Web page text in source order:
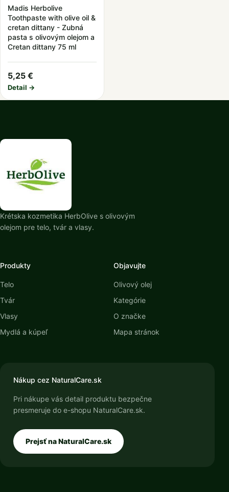
Madis Herbolive
Toothpaste with olive oil &
cretan dittany - Zubná
pasta s olivovým olejom a
Cretan dittany 75 ml
5,25 €
Detail →
Krétska kozmetika HerbOlive s olivovým
olejom pre telo, tvár a vlasy.
Produkty
Telo
Tvár
Vlasy
Mydlá a kúpeľ
Objavujte
Olivový olej
Kategórie
O značke
Mapa stránok
Nákup cez NaturalCare.sk
Pri nákupe vás detail produktu bezpečne
presmeruje do e-shopu NaturalCare.sk.
Prejsť na NaturalCare.sk